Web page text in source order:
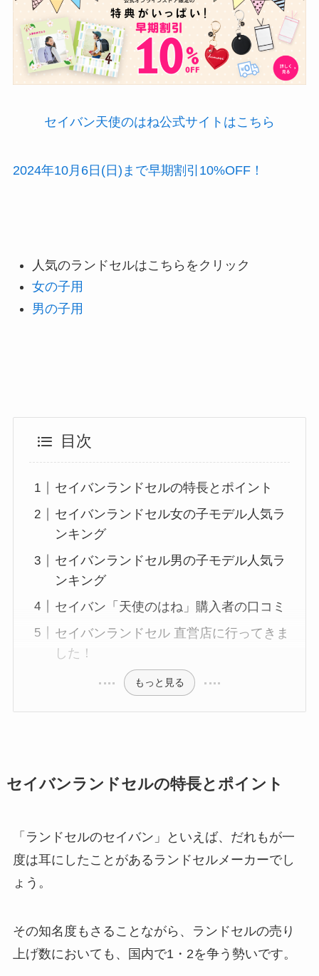
セイバン天使のはね公式サイトはこちら
2024年10月6日(日)まで早期割引10%OFF！
人気のランドセルはこちらをクリック
女の子用
男の子用
目次
セイバンランドセルの特長とポイント
セイバンランドセル女の子モデル人気ラ
ンキング
セイバンランドセル男の子モデル人気ラ
ンキング
セイバン「天使のはね」購入者の口コミ
セイバンランドセル 直営店に行ってきま
した！
もっと見る
セイバンランドセルの特長とポイント
「ランドセルのセイバン」といえば、だれもが一
度は耳にしたことがあるランドセルメーカーでし
ょう。
その知名度もさることながら、ランドセルの売り
上げ数においても、国内で1・2を争う勢いです。